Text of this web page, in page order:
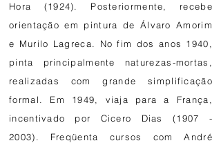
Hora (1924). Posteriormente, recebe
orientação em pintura de Álvaro Amorim
e Murilo Lagreca. No fim dos anos 1940,
pinta principalmente naturezas-mortas,
realizadas com grande simplificação
formal. Em 1949, viaja para a França,
incentivado por Cicero Dias (1907 -
2003). Freqüenta cursos com André